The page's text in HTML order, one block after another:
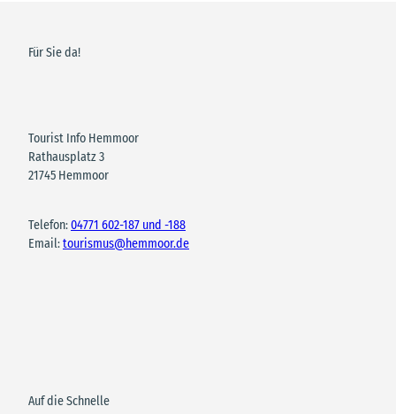
Für Sie da!
Tourist Info Hemmoor
Rathausplatz 3
21745 Hemmoor
Telefon:04771 602-187 und -188
Email:tourismus@hemmoor.de
Auf die Schnelle